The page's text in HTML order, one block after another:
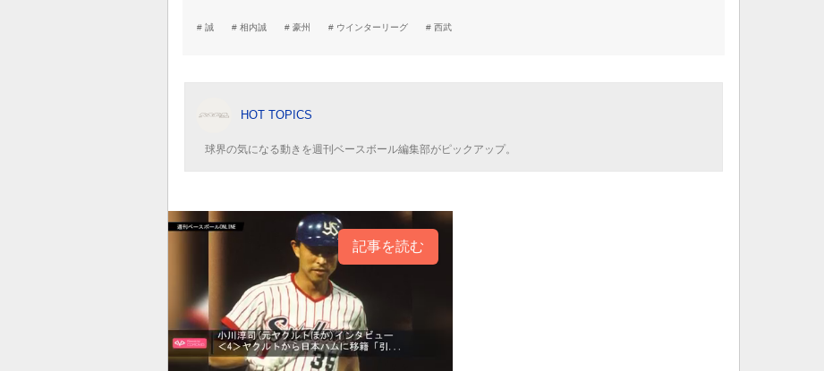
誠 相内誠 豪州 ウインターリーグ 西武
HOT TOPICS
球界の気になる動きを週刊ベースボール編集部がピックアップ。
記事を読む